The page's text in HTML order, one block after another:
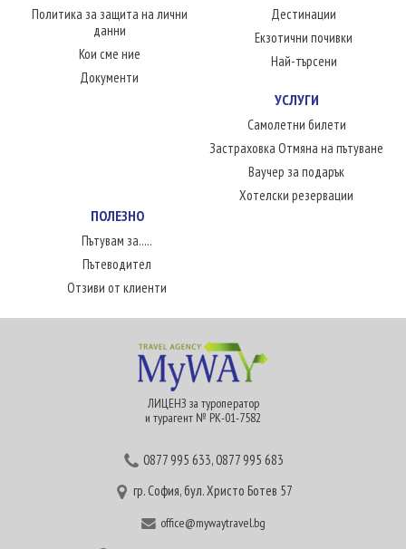
Политика за защита на лични
данни
Кои сме ние
Документи
Дестинации
Екзотични почивки
Най-търсени
УСЛУГИ
Самолетни билети
Застраховка Отмяна на пътуване
Ваучер за подарък
Хотелски резервации
ПОЛЕЗНО
Пътувам за.....
Пътеводител
Отзиви от клиенти
ЛИЦЕНЗ за туроператор
и турагент № РК-01-7582
0877 995 633,0877 995 683
гр. София, бул. Христо Ботев 57
office@mywaytravel.bg